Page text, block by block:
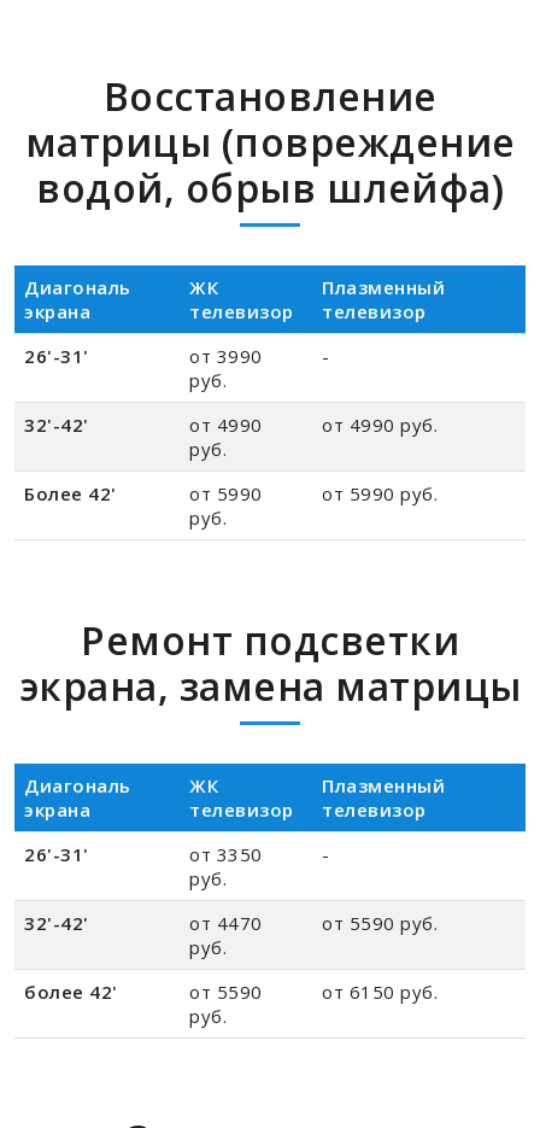
Восстановление
матрицы (повреждение
водой, обрыв шлейфа)
Диагональ
экрана
ЖК
телевизор
Плазменный
телевизор
26'-31'
от 3990
руб.
-
32'-42'
от 4990
руб.
от 4990 руб.
Более 42'
от 5990
руб.
от 5990 руб.
Ремонт подсветки
экрана, замена матрицы
Диагональ
экрана
ЖК
телевизор
Плазменный
телевизор
26'-31'
от 3350
руб.
-
32'-42'
от 4470
руб.
от 5590 руб.
более 42'
от 5590
руб.
от 6150 руб.